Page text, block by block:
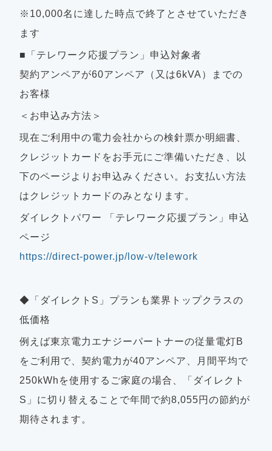
※10,000名に達した時点で終了とさせていただき
ます
■「テレワーク応援プラン」申込対象者
契約アンペアが60アンペア（又は6kVA）までの
お客様
＜お申込み方法＞
現在ご利用中の電力会社からの検針票か明細書、
クレジットカードをお手元にご準備いただき、以
下のページよりお申込みください。お支払い方法
はクレジットカードのみとなります。
ダイレクトパワー 「テレワーク応援プラン」申込
ページ
https://direct-power.jp/low-v/telework
◆「ダイレクトS」プランも業界トップクラスの
低価格
例えば東京電力エナジーパートナーの従量電灯B
をご利用で、契約電力が40アンペア、月間平均で
250kWhを使用するご家庭の場合、「ダイレクト
S」に切り替えることで年間で約8,055円の節約が
期待されます。